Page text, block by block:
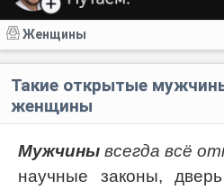
Женщины
Такие открытые
женщины
Мужчины всегда всё
научные законы,